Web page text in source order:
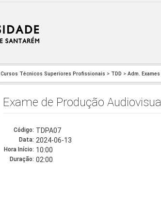
Cursos Técnicos Superiores Profissionais > TDD > Adm. Exames
Exame de Produção Audiovisual
Código: TDPA07
Data: 2024-06-13
Hora Início: 10:00
Duração: 02:00